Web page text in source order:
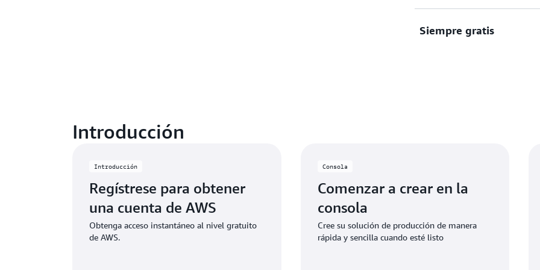
Disfrute de determinados
Siempre gratis
Introducción
Introducción
Regístrese para obtener
una cuenta de AWS
Obtenga acceso instantáneo al nivel gratuito
de AWS.
Consola
Comenzar a crear en la
consola
Cree su solución de producción de manera
rápida y sencilla cuando esté listo